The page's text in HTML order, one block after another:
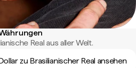
Real aus aller Welt.
zu Brasilianischer Real ansehen